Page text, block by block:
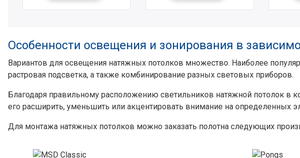
Особенности освещения и зонирования в
Вариантов для освещения натяжных потолков множество. Наиболее
растровая подсветка, а также комбинирование разных световых приборов.
Благодаря правильному расположению светильников натяжной потолок в
его расширить, уменьшить или акцентировать внимание на определенных
Для монтажа натяжных потолков можно заказать полотна следующих